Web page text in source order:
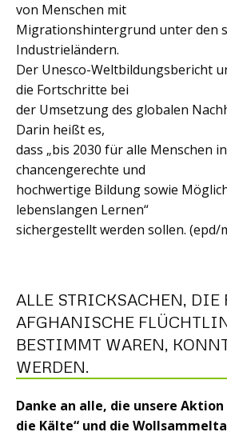
von Menschen mit
Migrationshintergrund unter den
Industrieländern.
Der Unesco-Weltbildungsbericht
die Fortschritte bei
der Umsetzung des globalen
Darin heißt es,
dass „bis 2030 für alle Menschen
chancengerechte und
hochwertige Bildung sowie
lebenslangen Lernen“
sichergestellt werden sollen. (epd/
ALLE STRICKSACHEN, DIE
AFGHANISCHE
BESTIMMT WAREN,
WERDEN.
Danke an alle, die unsere
die Kälte“ und die